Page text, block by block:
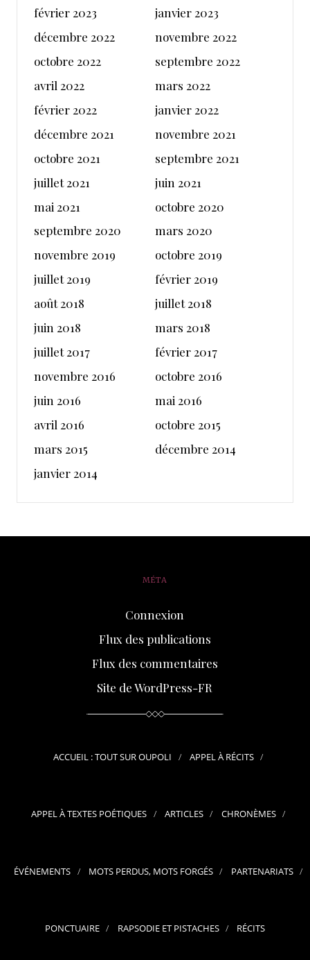
février 2023
janvier 2023
décembre 2022
novembre 2022
octobre 2022
septembre 2022
avril 2022
mars 2022
février 2022
janvier 2022
décembre 2021
novembre 2021
octobre 2021
septembre 2021
juillet 2021
juin 2021
mai 2021
octobre 2020
septembre 2020
mars 2020
novembre 2019
octobre 2019
juillet 2019
février 2019
août 2018
juillet 2018
juin 2018
mars 2018
juillet 2017
février 2017
novembre 2016
octobre 2016
juin 2016
mai 2016
avril 2016
octobre 2015
mars 2015
décembre 2014
janvier 2014
MÉTA
Connexion
Flux des publications
Flux des commentaires
Site de WordPress-FR
ACCUEIL : TOUT SUR OUPOLI APPEL À RÉCITS
APPEL À TEXTES POÉTIQUES ARTICLES CHRONÈMES
ÉVÉNEMENTS MOTS PERDUS, MOTS FORGÉS PARTENARIATS
PONCTUAIRE RAPSODIE ET PISTACHES RÉCITS